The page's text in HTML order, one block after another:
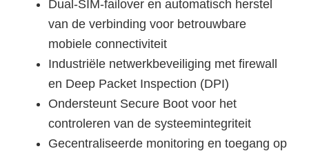
Dual-SIM-failover en automatisch herstel
van de verbinding voor betrouwbare
mobiele connectiviteit
Industriële netwerkbeveiliging met firewall
en Deep Packet Inspection (DPI)
Ondersteunt Secure Boot voor het
controleren van de systeemintegriteit
Gecentraliseerde monitoring en toegang op